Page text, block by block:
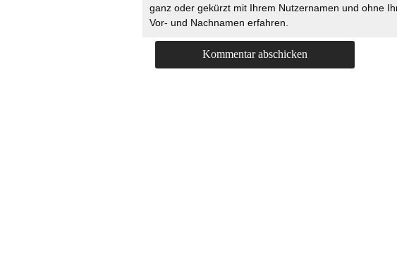
ganz oder gekürzt mit Ihrem Nutzernamen und ohne
Vor- und Nachnamen erfahren.